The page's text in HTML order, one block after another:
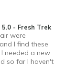
- Fresh Trek
were
I find these
needed a new
so far I haven't